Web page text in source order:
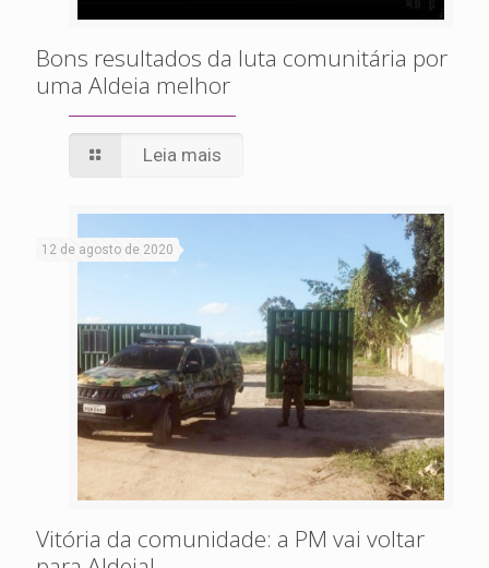
Bons resultados da luta comunitária por
uma Aldeia melhor
Leia mais
12 de agosto de 2020
Vitória da comunidade: a PM vai voltar